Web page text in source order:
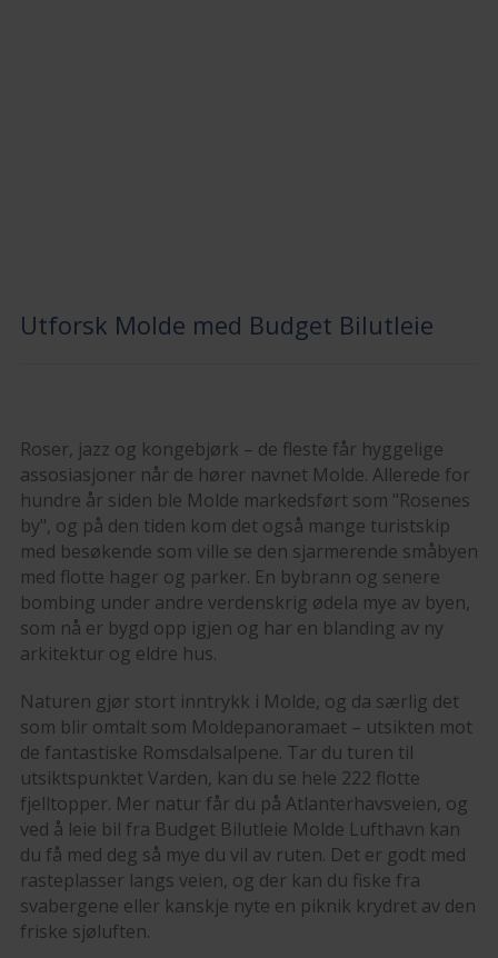
Utforsk Molde med Budget Bilutleie
Roser, jazz og kongebjørk – de fleste får hyggelige
assosiasjoner når de hører navnet Molde. Allerede for
hundre år siden ble Molde markedsført som "Rosenes
by", og på den tiden kom det også mange turistskip
med besøkende som ville se den sjarmerende småbyen
med flotte hager og parker. En bybrann og senere
bombing under andre verdenskrig ødela mye av byen,
som nå er bygd opp igjen og har en blanding av ny
arkitektur og eldre hus.
Naturen gjør stort inntrykk i Molde, og da særlig det
som blir omtalt som Moldepanoramaet – utsikten mot
de fantastiske Romsdalsalpene. Tar du turen til
utsiktspunktet Varden, kan du se hele 222 flotte
fjelltopper. Mer natur får du på Atlanterhavsveien, og
ved å leie bil fra Budget Bilutleie Molde Lufthavn kan
du få med deg så mye du vil av ruten. Det er godt med
rasteplasser langs veien, og der kan du fiske fra
svabergene eller kanskje nyte en piknik krydret av den
friske sjøluften.